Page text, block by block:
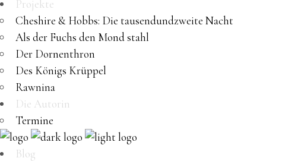
Projekte
Cheshire & Hobbs: Die tausendundzweite Nacht
Als der Fuchs den Mond stahl
Der Dornenthron
Des Königs Krüppel
Rawnina
Die Autorin
Termine
Blog